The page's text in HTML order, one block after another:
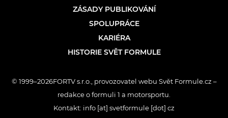
ZÁSADY PUBLIKOVÁNÍ
SPOLUPRÁCE
KARIÉRA
HISTORIE SVĚT FORMULE
© 1999–2026FORTV s.r.o., provozovatel webu Svět Formule.cz –
redakce o formuli 1 a motorsportu.
Kontakt: info [at] svetformule [dot] cz